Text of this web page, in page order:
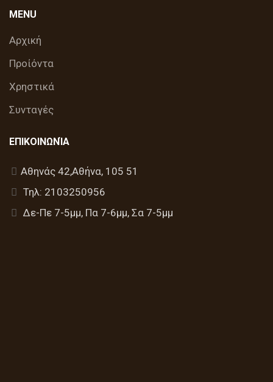
MENU
Αρχική
Προίόντα
Χρηστικά
Συνταγές
ΕΠΙΚΟΙΝΩΝΊΑ
Αθηνάς 42,Αθήνα, 105 51
Τηλ: 2103250956
Δε-Πε 7-5μμ, Πα 7-6μμ, Σα 7-5μμ